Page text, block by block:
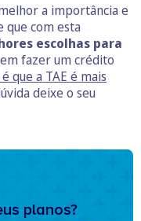
a importância e
que com esta
escolhas para
fazer um crédito
que a TAE é mais
deixe o seu
planos?